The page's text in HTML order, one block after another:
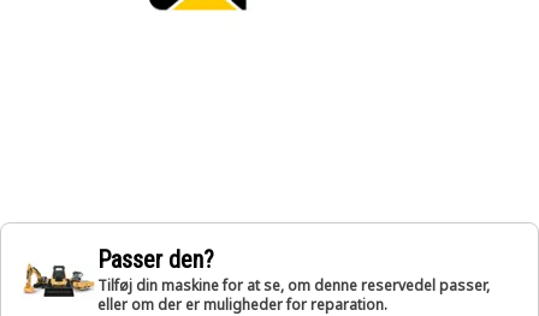
Passer den?
Tilføj din maskine for at se, om denne reservedel passer,
eller om der er muligheder for reparation.